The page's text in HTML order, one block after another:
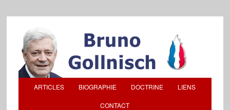
ARTICLES BIOGRAPHIE DOCTRINE LIENS
CONTACT